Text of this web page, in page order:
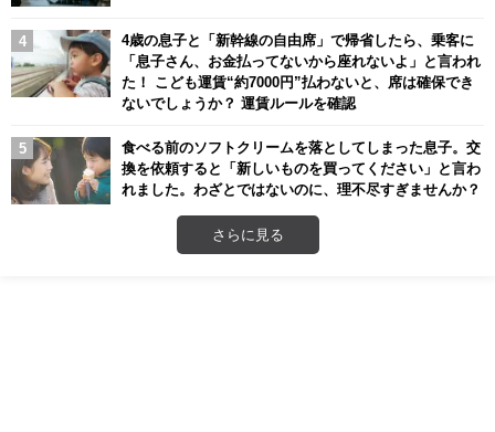
4歳の息子と「新幹線の自由席」で帰省したら、乗客に
「息子さん、お金払ってないから座れないよ」と言われ
た！ こども運賃“約7000円”払わないと、席は確保でき
ないでしょうか？ 運賃ルールを確認
食べる前のソフトクリームを落としてしまった息子。交
換を依頼すると「新しいものを買ってください」と言わ
れました。わざとではないのに、理不尽すぎませんか？
さらに見る